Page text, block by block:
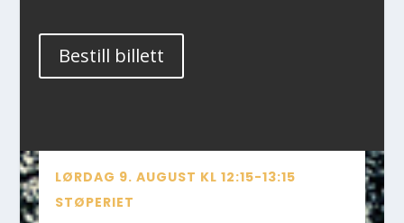
Bestill billett
LØRDAG 9. AUGUST KL 12:15-13:15
STØPERIET